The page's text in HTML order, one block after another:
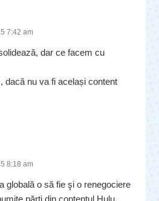
7:42 am
dar ce facem cu
dacă nu va fi același content
8:18 am
globală o să fie şi o renegociere
părţi din contentul Hulu.